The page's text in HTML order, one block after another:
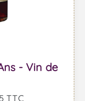
- Vin de
TTC